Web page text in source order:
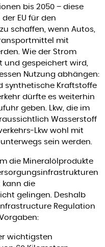
bis 2050 – diese
EU für den
schaffen, wenn Autos,
mit
Wie der Strom
und gespeichert wird,
Nutzung abhängen:
synthetische Kraftstoffe
dürfte es weiterhin
geben. Lkw, die im
Wasserstoff
Lkw wohl mit
sein werden.
die Mineralölprodukte
die
gelingen. Deshalb
Regulation
wichtigsten